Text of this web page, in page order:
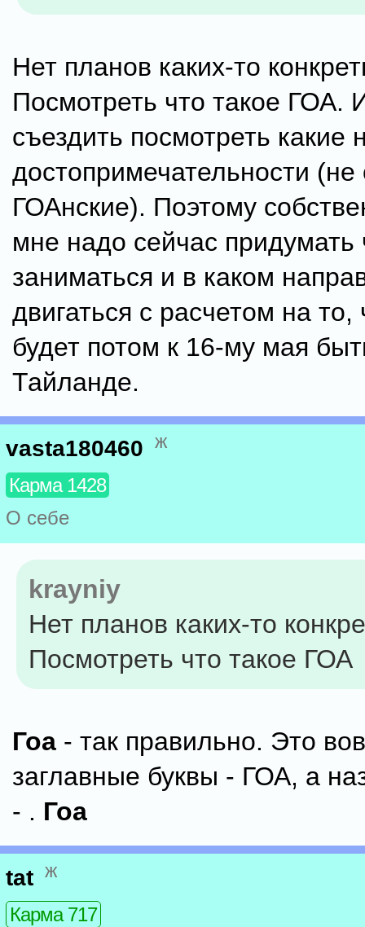
Нет планов каких-то
Посмотреть что такое ГОА.
съездить посмотреть какие
достопримечательности (не
ГОАнские). Поэтому
мне надо сейчас
заниматься и в каком
двигаться с расчетом на то,
будет потом к 16-му мая
Тайланде.
vasta180460 ж
Карма 1428
О себе
krayniy
Нет планов каких-то
Посмотреть что такое ГОА
Гоа - так правильно. Это
заглавные буквы - ГОА, а
- . Гоа
tat ж
Карма 717